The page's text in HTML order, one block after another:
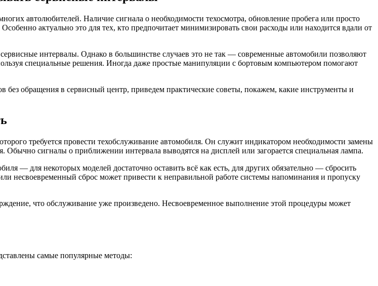
автолюбителей. Наличие сигнала о необходимости техосмотра, обновление пробега или просто
актуально это для тех, кто предпочитает минимизировать свои расходы или находится вдали от
интервалы. Однако в большинстве случаев это не так — современные автомобили позволяют
специальные решения. Иногда даже простые манипуляции с бортовым компьютером помогают
без обращения в сервисный центр, приведем практические советы, покажем, какие инструменты и
требуется провести техобслуживание автомобиля. Он служит индикатором необходимости замены
сигналы о приближении интервала выводятся на дисплей или загорается специальная лампа.
— для некоторых моделей достаточно оставить всё как есть, для других обязательно — сбросить
несвоевременный сброс может привести к неправильной работе системы напоминания и пропуску
что обслуживание уже произведено. Несвоевременное выполнение этой процедуры может
самые популярные методы: